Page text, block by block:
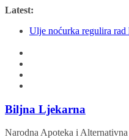
Skip
content
Latest:
Ulje noćurka regulira rad
Biljna Ljekarna
Narodna Apoteka i